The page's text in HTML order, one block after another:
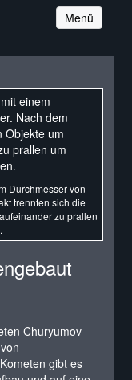
Navigation
Menü
Durchmesser von
trennten sich die
zu prallen
Churyumov-
gibt es